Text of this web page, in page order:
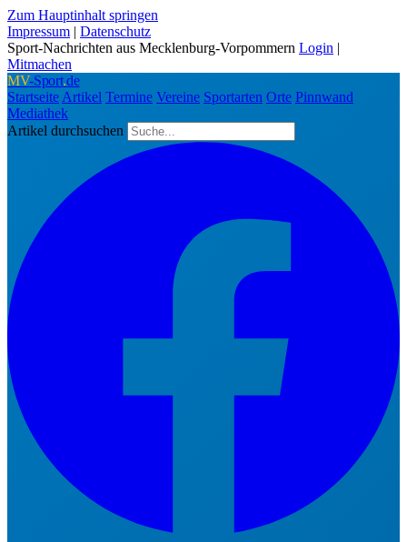
Zum Hauptinhalt springen
Impressum | Datenschutz
Sport-Nachrichten aus Mecklenburg-Vorpommern Login |
Mitmachen
MV-Sport.de
Startseite Artikel Termine Vereine Sportarten Orte Pinnwand
Mediathek
Artikel durchsuchen